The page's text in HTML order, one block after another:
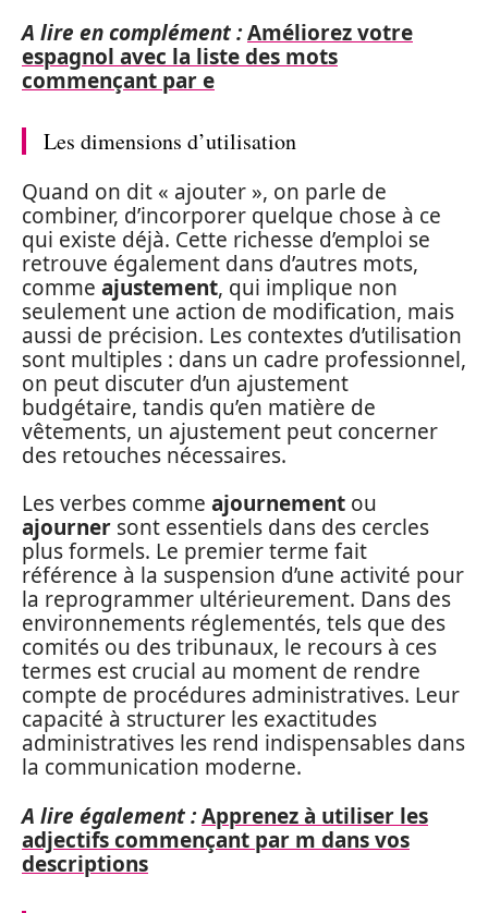
A lire en complément :Améliorez votre
espagnol avec la liste des mots
commençant par e
Les dimensions d’utilisation
Quand on dit « ajouter », on parle de
combiner, d’incorporer quelque chose à ce
qui existe déjà. Cette richesse d’emploi se
retrouve également dans d’autres mots,
comme ajustement, qui implique non
seulement une action de modification, mais
aussi de précision. Les contextes d’utilisation
sont multiples : dans un cadre professionnel,
on peut discuter d’un ajustement
budgétaire, tandis qu’en matière de
vêtements, un ajustement peut concerner
des retouches nécessaires.
Les verbes comme ajournement ou
ajourner sont essentiels dans des cercles
plus formels. Le premier terme fait
référence à la suspension d’une activité pour
la reprogrammer ultérieurement. Dans des
environnements réglementés, tels que des
comités ou des tribunaux, le recours à ces
termes est crucial au moment de rendre
compte de procédures administratives. Leur
capacité à structurer les exactitudes
administratives les rend indispensables dans
la communication moderne.
A lire également :Apprenez à utiliser les
adjectifs commençant par m dans vos
descriptions